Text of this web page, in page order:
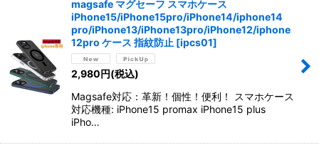
magsafe マグセーフ スマホケース
iPhone15/iPhone15pro/iPhone14/iphone14
pro/iPhone13/iPhone13pro/iPhone12/iphone
12pro ケース 指紋防止 [ipcs01]
2,980円(税込)
Magsafe対応：革新！個性！便利！ スマホケース
対応機種: iPhone15 promax iPhone15 plus
iPho…